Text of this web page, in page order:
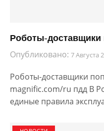
Роботы-
Опубликовано: 7 Августа
Роботы-доставщики
magnific.com/ru пдд В
единые правила